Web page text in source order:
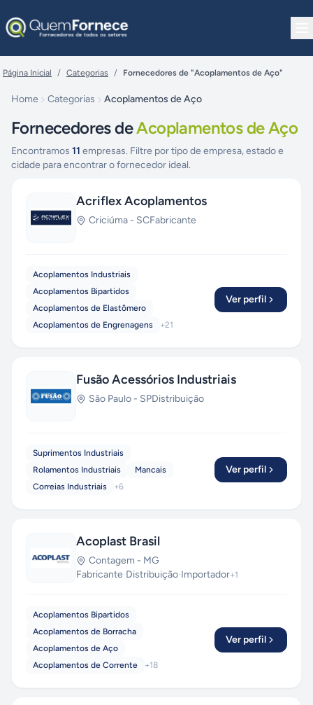
Página Inicial / Categorias / Fornecedores de "Acoplamentos de Aço"
Home Categorias Acoplamentos de Aço
Fornecedores deAcoplamentos de Aço
Encontramos 11 empresas. Filtre por tipo de empresa, estado e
cidade para encontrar o fornecedor ideal.
Acriflex Acoplamentos
Criciúma - SCFabricante
Acoplamentos Industriais
Acoplamentos Bipartidos
Acoplamentos de Elastômero
Acoplamentos de Engrenagens
+21
Ver perfil
Fusão Acessórios Industriais
São Paulo - SPDistribuição
Suprimentos Industriais
Rolamentos Industriais
Mancais
Correias Industriais
+6
Ver perfil
Acoplast Brasil
Contagem - MG
Fabricante·Distribuição·Importador+1
Acoplamentos Bipartidos
Acoplamentos de Borracha
Acoplamentos de Aço
Acoplamentos de Corrente
+18
Ver perfil